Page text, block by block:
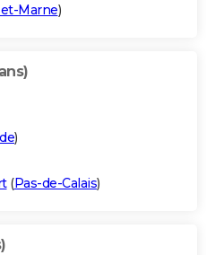
Marne)
)
(Pas-de-Calais)